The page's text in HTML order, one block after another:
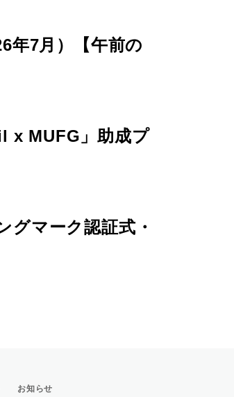
年7月）【午前の
x MUFG」助成プ
グマーク認証式・
お知らせ